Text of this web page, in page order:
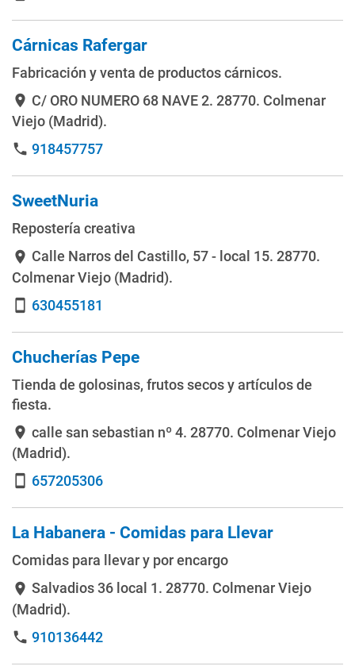
Cárnicas Rafergar
Fabricación y venta de productos cárnicos.
location_on C/ ORO NUMERO 68 NAVE 2. 28770. Colmenar
Viejo (Madrid).
phone 918457757
SweetNuria
Repostería creativa
location_on Calle Narros del Castillo, 57 - local 15. 28770.
Colmenar Viejo (Madrid).
smartphone 630455181
Chucherías Pepe
Tienda de golosinas, frutos secos y artículos de
fiesta.
location_on calle san sebastian nº 4. 28770. Colmenar Viejo
(Madrid).
smartphone 657205306
La Habanera - Comidas para Llevar
Comidas para llevar y por encargo
location_on Salvadios 36 local 1. 28770. Colmenar Viejo
(Madrid).
phone 910136442